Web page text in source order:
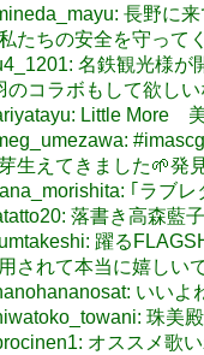
長野に
たちの安全を守っ
名鉄観光様
のコラボもして欲し
Little More
生えてきました🌱
｢ラブレ
落書き高森藍子
躍る
されて本当に嬉し
いいよ
珠美
オススメ歌